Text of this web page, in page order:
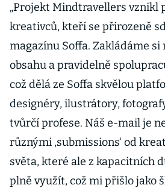
„Projekt Mindtravellers vznikl
kreativců, kteří se přirozeně
magazínu Soffa. Zakládáme
obsahu a pravidelně
což dělá ze Soffa skvělou
designéry, ilustrátory,
tvůrčí profese. Náš e-mail je
různými ,submissions‘ od
světa, které ale z kapacitních
plně využít, což mi přišlo jako